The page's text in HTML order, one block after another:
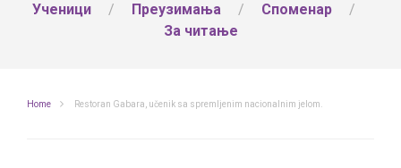
Ученици
Преузимања
Споменар
За читање
Home Restoran Gabara, učenik sa spremljenim nacionalnim jelom.